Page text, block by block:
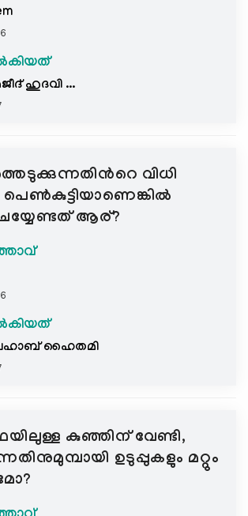
ഹുദവി ...
വിധി
ആര്?
ഹൈതമി
കുഞ്ഞിന് വേണ്ടി,
ഉടുപ്പുകളും മറ്റും